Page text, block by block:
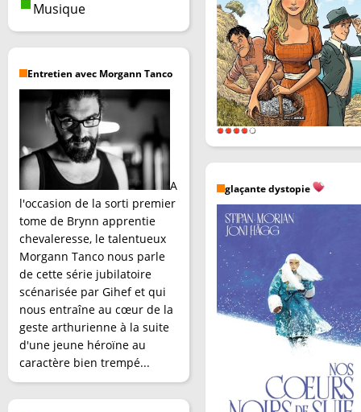
Musique
Entretien avec Morgann Tanco
A
l'occasion de la sorti premier
tome de Brynn apprentie
chevaleresse, le talentueux
Morgann Tanco nous parle
de cette série jubilatoire
scénarisée par Gihef et qui
nous entraîne au cœur de la
geste arthurienne à la suite
d'une jeune héroïne au
caractère bien trempé...
glaçante dystopie